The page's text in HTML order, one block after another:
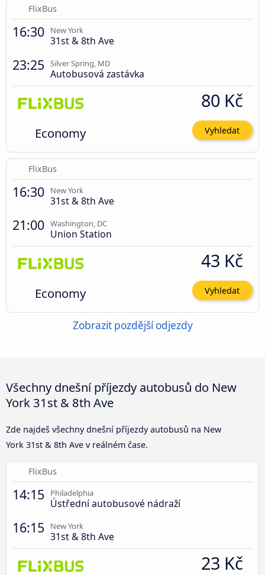
FlixBus
16:30 New York
31st & 8th Ave
23:25 Silver Spring, MD
Autobusová zastávka
Economy
80 Kč
Vyhledat
FlixBus
16:30 New York
31st & 8th Ave
21:00 Washington, DC
Union Station
Economy
43 Kč
Vyhledat
Zobrazit pozdější odjezdy
Všechny dnešní příjezdy autobusů do New
York 31st & 8th Ave
Zde najdeš všechny dnešní příjezdy autobusů na New
York 31st & 8th Ave v reálném čase.
FlixBus
14:15 Philadelphia
Ústřední autobusové nádraží
16:15 New York
31st & 8th Ave
23 Kč